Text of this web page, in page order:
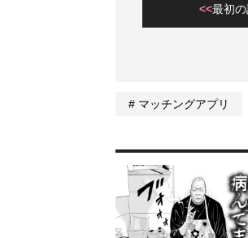
最初
マッチングアプリ